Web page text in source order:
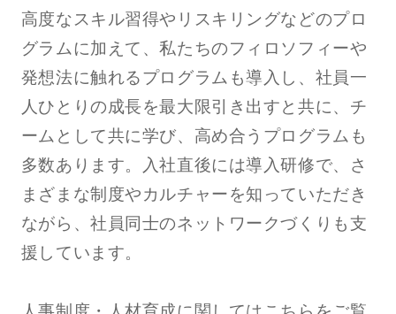
高度なスキル習得やリスキリングなどのプロ
グラムに加えて、私たちのフィロソフィーや
発想法に触れるプログラムも導入し、社員一
人ひとりの成長を最大限引き出すと共に、チ
ームとして共に学び、高め合うプログラムも
多数あります。入社直後には導入研修で、さ
まざまな制度やカルチャーを知っていただき
ながら、社員同士のネットワークづくりも支
援しています。